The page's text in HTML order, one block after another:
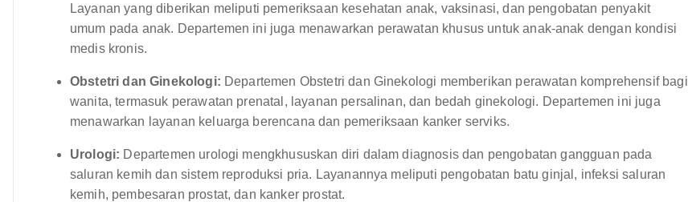
Layanan yang diberikan meliputi pemeriksaan kesehatan anak, vaksinasi, dan pengobatan penyakit
umum pada anak. Departemen ini juga menawarkan perawatan khusus untuk anak-anak dengan kondisi
medis kronis.
Obstetri dan Ginekologi: Departemen Obstetri dan Ginekologi memberikan perawatan komprehensif bagi
wanita, termasuk perawatan prenatal, layanan persalinan, dan bedah ginekologi. Departemen ini juga
menawarkan layanan keluarga berencana dan pemeriksaan kanker serviks.
Urologi: Departemen urologi mengkhususkan diri dalam diagnosis dan pengobatan gangguan pada
saluran kemih dan sistem reproduksi pria. Layanannya meliputi pengobatan batu ginjal, infeksi saluran
kemih, pembesaran prostat, dan kanker prostat.